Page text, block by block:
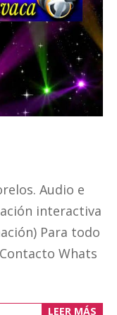
Audio e
interactiva
Para todo
Whats
LEER MÁS